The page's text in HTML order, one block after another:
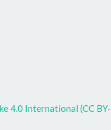
4.0 International (CC BY-